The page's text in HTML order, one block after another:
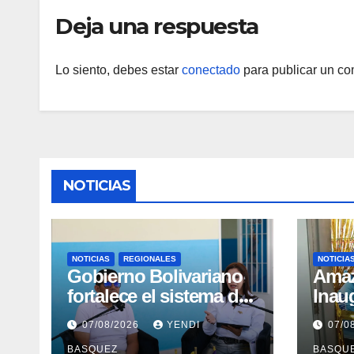
Deja una respuesta
Lo siento, debes estar conectado para publicar un
NOTICIAS
NOTICIAS REGIONALES
Gobierno Bolivariano
fortalece el sistema de
salud en Aragua con la
reinauguración del CDI
07/08/2026 YENDI
BASQUEZ
II 07/